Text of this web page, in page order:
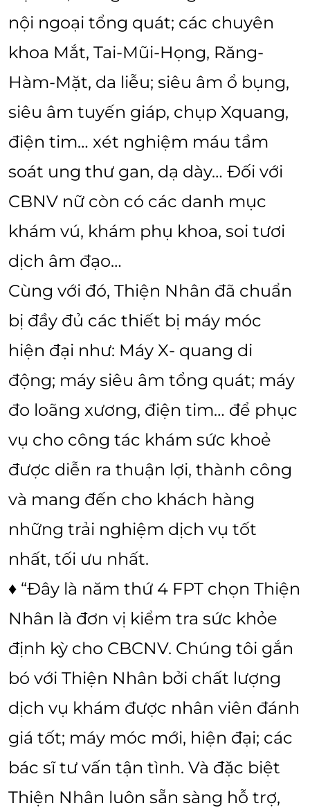
nội ngoại tổng quát; các chuyên
khoa Mắt, Tai-Mũi-Họng, Răng-
Hàm-Mặt, da liễu; siêu âm ổ bụng,
siêu âm tuyến giáp, chụp Xquang,
điện tim… xét nghiệm máu tầm
soát ung thư gan, dạ dày… Đối với
CBNV nữ còn có các danh mục
khám vú, khám phụ khoa, soi tươi
dịch âm đạo…
Cùng với đó, Thiện Nhân đã chuẩn
bị đầy đủ các thiết bị máy móc
hiện đại như: Máy X- quang di
động; máy siêu âm tổng quát; máy
đo loãng xương, điện tim… để phục
vụ cho công tác khám sức khoẻ
được diễn ra thuận lợi, thành công
và mang đến cho khách hàng
những trải nghiệm dịch vụ tốt
nhất, tối ưu nhất.
♦ “Đây là năm thứ 4 FPT chọn Thiện
Nhân là đơn vị kiểm tra sức khỏe
định kỳ cho CBCNV. Chúng tôi gắn
bó với Thiện Nhân bởi chất lượng
dịch vụ khám được nhân viên đánh
giá tốt; máy móc mới, hiện đại; các
bác sĩ tư vấn tận tình. Và đặc biệt
Thiện Nhân luôn sẵn sàng hỗ trợ,